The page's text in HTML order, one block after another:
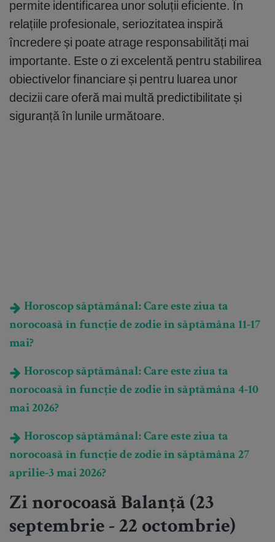
permite identificarea unor soluții eficiente. În
relațiile profesionale, seriozitatea inspiră
încredere și poate atrage responsabilități mai
importante. Este o zi excelentă pentru stabilirea
obiectivelor financiare și pentru luarea unor
decizii care oferă mai multă predictibilitate și
siguranță în lunile următoare.
Horoscop săptămânal: Care este ziua ta
norocoasă în funcție de zodie în săptămâna 11-17
mai?
Horoscop săptămânal: Care este ziua ta
norocoasă în funcție de zodie în săptămâna 4-10
mai 2026?
Horoscop săptămânal: Care este ziua ta
norocoasă în funcție de zodie în săptămâna 27
aprilie-3 mai 2026?
Zi norocoasă Balanță (23
septembrie - 22 octombrie)